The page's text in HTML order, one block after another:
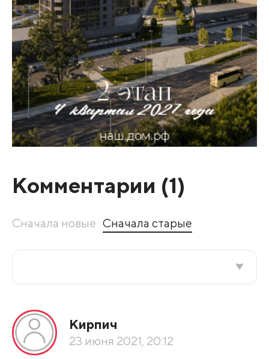
Комментарии (1)
Сначала новые Сначала старые
По рейтингу
Кирпич
23 июня 2021, 20:12